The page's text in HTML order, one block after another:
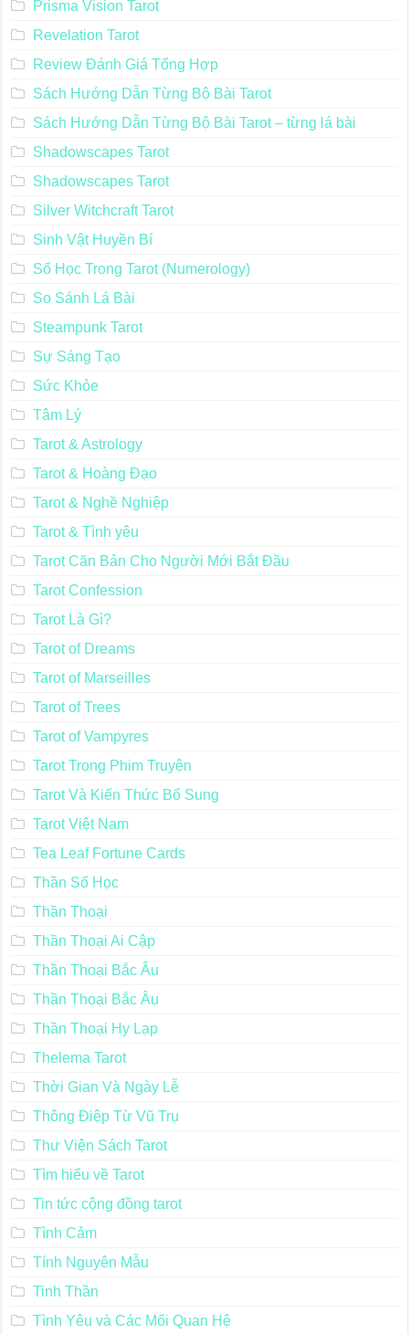
Prisma Vision Tarot
Revelation Tarot
Review Đánh Giá Tổng Hợp
Sách Hướng Dẫn Từng Bộ Bài Tarot
Sách Hướng Dẫn Từng Bộ Bài Tarot – từng lá bài
Shadowscapes Tarot
Shadowscapes Tarot
Silver Witchcraft Tarot
Sinh Vật Huyền Bí
Số Học Trong Tarot (Numerology)
So Sánh Lá Bài
Steampunk Tarot
Sự Sáng Tạo
Sức Khỏe
Tâm Lý
Tarot & Astrology
Tarot & Hoàng Đạo
Tarot & Nghề Nghiệp
Tarot & Tình yêu
Tarot Căn Bản Cho Người Mới Bắt Đầu
Tarot Confession
Tarot Là Gì?
Tarot of Dreams
Tarot of Marseilles
Tarot of Trees
Tarot of Vampyres
Tarot Trong Phim Truyện
Tarot Và Kiến Thức Bổ Sung
Tarot Việt Nam
Tea Leaf Fortune Cards
Thần Số Học
Thần Thoại
Thần Thoại Ai Cập
Thần Thoại Bắc Âu
Thần Thoại Bắc Âu
Thần Thoại Hy Lạp
Thelema Tarot
Thời Gian Và Ngày Lễ
Thông Điệp Từ Vũ Trụ
Thư Viện Sách Tarot
Tìm hiểu về Tarot
Tin tức cộng đồng tarot
Tình Cảm
Tính Nguyên Mẫu
Tinh Thần
Tình Yêu và Các Mối Quan Hệ